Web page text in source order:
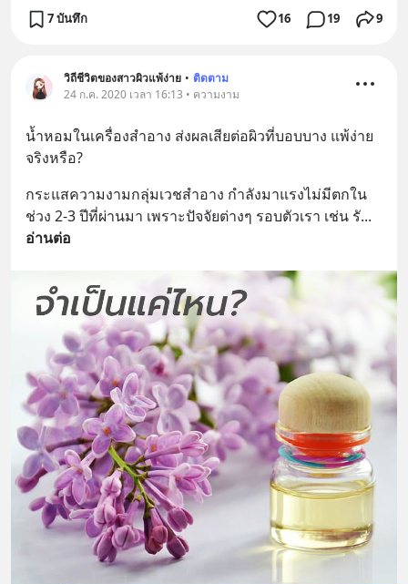
7 บันทึก 16 19 9
วิถีชีวิตของสาวผิวแพ้ง่าย • ติดตาม
24 ก.ค. 2020 เวลา 16:13 • ความงาม
น้ำหอมในเครื่องสำอาง ส่งผลเสียต่อผิวที่บอบบาง แพ้ง่าย
จริงหรือ?
กระแสความงามกลุ่มเวชสำอาง กำลังมาแรงไม่มีตกใน
ช่วง 2-3 ปีที่ผ่านมา เพราะปัจจัยต่างๆ รอบตัวเรา เช่น รั
อ่านต่อ